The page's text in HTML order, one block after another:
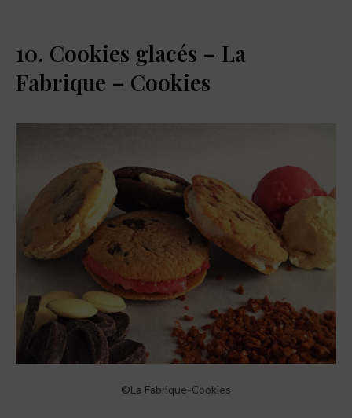
10. Cookies glacés – La
Fabrique – Cookies
©La Fabrique-Cookies